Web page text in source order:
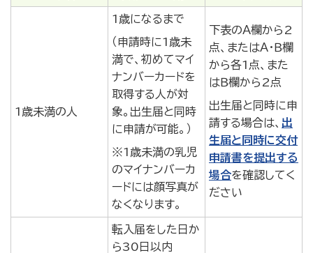
1歳未満の人
1歳になるまで
（申請時に1歳未
満で、初めてマイ
ナンバーカードを
取得する人が対
象。出生届と同時
に申請が可能。）
※1歳未満の乳児
のマイナンバーカ
ードには顔写真が
なくなります。
下表のＡ欄から2
点、またはＡ・Ｂ欄
から各1点、また
はＢ欄から2点
出生届と同時に申
請する場合は、 出
生届と同時に交付
申請書を提出する
場合を確認してく
ださい
転入届をした日か
ら30日以内